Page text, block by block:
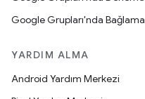
Google Grupları'nda Bağlama
YARDIM ALMA
Android Yardım Merkezi